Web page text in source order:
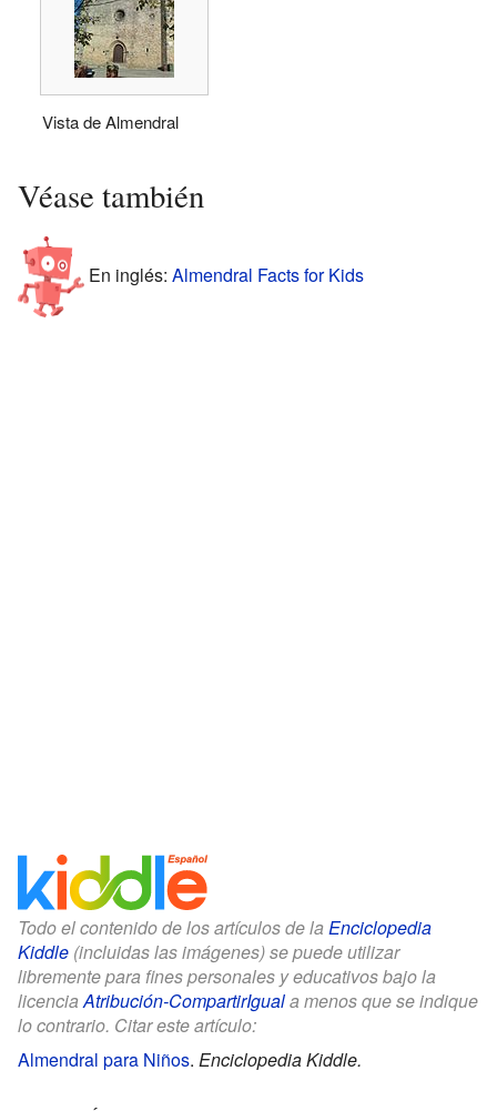
Vista de Almendral
Véase también
En inglés: Almendral Facts for Kids
Todo el contenido de los artículos de la Enciclopedia
Kiddle (incluidas las imágenes) se puede utilizar
libremente para fines personales y educativos bajo la
licenciaAtribución-CompartirIguala menos que se indique
lo contrario. Citar este artículo:
Almendral para Niños. Enciclopedia Kiddle.